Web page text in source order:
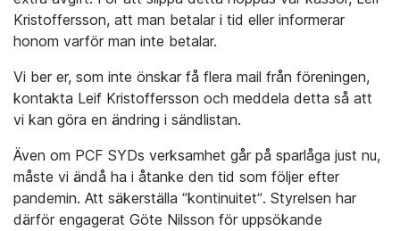
Kristoffersson, att man betalar i tid eller informerar
honom varför man inte betalar.
Vi ber er, som inte önskar få flera mail från föreningen,
kontakta Leif Kristoffersson och meddela detta så att
vi kan göra en ändring i sändlistan.
Även om PCF SYDs verksamhet går på sparlåga just nu,
måste vi ändå ha i åtanke den tid som följer efter
pandemin. Att säkerställa ”kontinuitet”. Styrelsen har
därför engagerat Göte Nilsson för uppsökande